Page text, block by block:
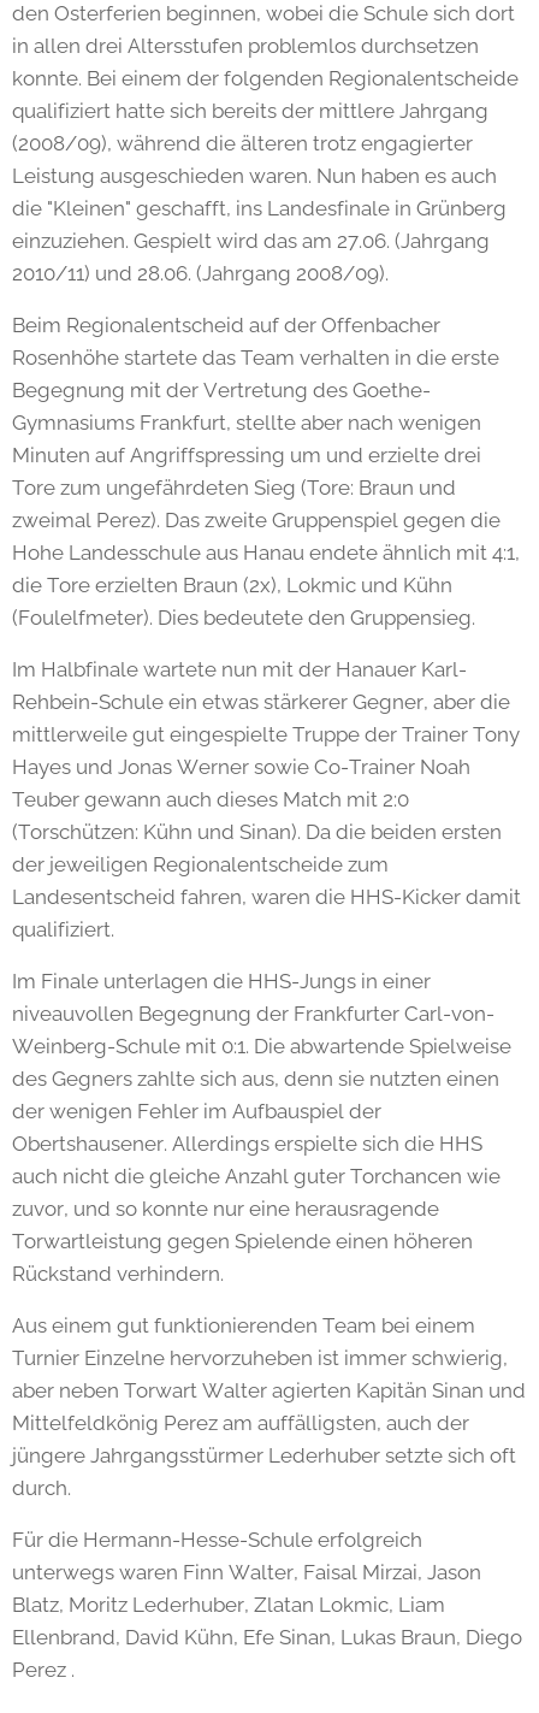
den Osterferien beginnen, wobei die Schule sich dort
in allen drei Altersstufen problemlos durchsetzen
konnte. Bei einem der folgenden Regionalentscheide
qualifiziert hatte sich bereits der mittlere Jahrgang
(2008/09), während die älteren trotz engagierter
Leistung ausgeschieden waren. Nun haben es auch
die "Kleinen" geschafft, ins Landesfinale in Grünberg
einzuziehen. Gespielt wird das am 27.06. (Jahrgang
2010/11) und 28.06. (Jahrgang 2008/09).
Beim Regionalentscheid auf der Offenbacher
Rosenhöhe startete das Team verhalten in die erste
Begegnung mit der Vertretung des Goethe-
Gymnasiums Frankfurt, stellte aber nach wenigen
Minuten auf Angriffspressing um und erzielte drei
Tore zum ungefährdeten Sieg (Tore: Braun und
zweimal Perez). Das zweite Gruppenspiel gegen die
Hohe Landesschule aus Hanau endete ähnlich mit 4:1,
die Tore erzielten Braun (2x), Lokmic und Kühn
(Foulelfmeter). Dies bedeutete den Gruppensieg.
Im Halbfinale wartete nun mit der Hanauer Karl-
Rehbein-Schule ein etwas stärkerer Gegner, aber die
mittlerweile gut eingespielte Truppe der Trainer Tony
Hayes und Jonas Werner sowie Co-Trainer Noah
Teuber gewann auch dieses Match mit 2:0
(Torschützen: Kühn und Sinan). Da die beiden ersten
der jeweiligen Regionalentscheide zum
Landesentscheid fahren, waren die HHS-Kicker damit
qualifiziert.
Im Finale unterlagen die HHS-Jungs in einer
niveauvollen Begegnung der Frankfurter Carl-von-
Weinberg-Schule mit 0:1. Die abwartende Spielweise
des Gegners zahlte sich aus, denn sie nutzten einen
der wenigen Fehler im Aufbauspiel der
Obertshausener. Allerdings erspielte sich die HHS
auch nicht die gleiche Anzahl guter Torchancen wie
zuvor, und so konnte nur eine herausragende
Torwartleistung gegen Spielende einen höheren
Rückstand verhindern.
Aus einem gut funktionierenden Team bei einem
Turnier Einzelne hervorzuheben ist immer schwierig,
aber neben Torwart Walter agierten Kapitän Sinan und
Mittelfeldkönig Perez am auffälligsten, auch der
jüngere Jahrgangsstürmer Lederhuber setzte sich oft
durch.
Für die Hermann-Hesse-Schule erfolgreich
unterwegs waren Finn Walter, Faisal Mirzai, Jason
Blatz, Moritz Lederhuber, Zlatan Lokmic, Liam
Ellenbrand, David Kühn, Efe Sinan, Lukas Braun, Diego
Perez .